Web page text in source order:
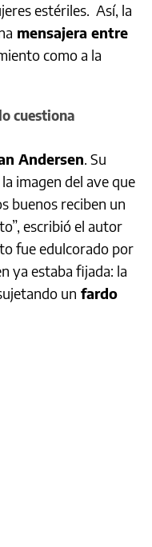
estériles. Así, la
mensajera entre
como a la
cuestiona
Andersen. Su
imagen del ave que
buenos reciben un
escribió el autor
fue edulcorado por
ya estaba fijada: la
un fardo